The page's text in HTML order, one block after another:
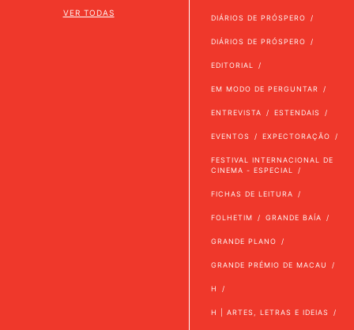
VER TODAS
DIÁRIOS DE PRÓSPERO
DIÁRIOS DE PRÓSPERO
EDITORIAL
EM MODO DE PERGUNTAR
ENTREVISTA ESTENDAIS
EVENTOS EXPECTORAÇÃO
FESTIVAL INTERNACIONAL DE
CINEMA - ESPECIAL
FICHAS DE LEITURA
FOLHETIM GRANDE BAÍA
GRANDE PLANO
GRANDE PRÉMIO DE MACAU
H
H | ARTES, LETRAS E IDEIAS